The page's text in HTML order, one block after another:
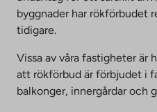
byggnader har rökförbudet
tidigare.
Vissa av våra fastigheter är
att rökförbud är förbjudet i
balkonger, innergårdar och